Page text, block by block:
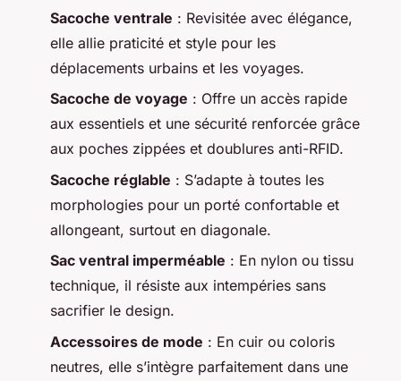
Sacoche ventrale : Revisitée avec élégance,
elle allie praticité et style pour les
déplacements urbains et les voyages.
Sacoche de voyage : Offre un accès rapide
aux essentiels et une sécurité renforcée grâce
aux poches zippées et doublures anti-RFID.
Sacoche réglable : S’adapte à toutes les
morphologies pour un porté confortable et
allongeant, surtout en diagonale.
Sac ventral imperméable : En nylon ou tissu
technique, il résiste aux intempéries sans
sacrifier le design.
Accessoires de mode : En cuir ou coloris
neutres, elle s’intègre parfaitement dans une